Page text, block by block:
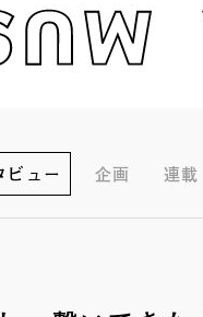
ビュー 企画 連載